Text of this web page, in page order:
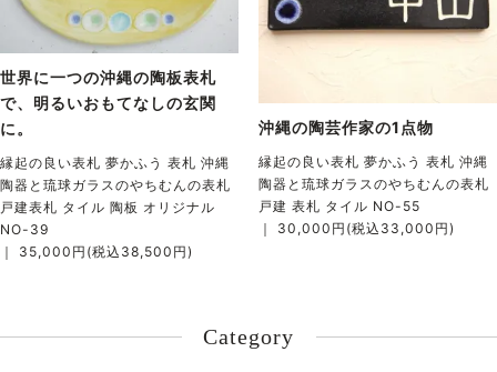
世界に一つの沖縄の陶板表札
で、明るいおもてなしの玄関
に。
縁起の良い表札 夢かふう 表札 沖縄
陶器と琉球ガラスのやちむんの表札
戸建表札 タイル 陶板 オリジナル
NO-39
｜ 35,000円(税込38,500円)
沖縄の陶芸作家の1点物
縁起の良い表札 夢かふう 表札 沖縄
陶器と琉球ガラスのやちむんの表札
戸建 表札 タイル NO-55
｜ 30,000円(税込33,000円)
Category